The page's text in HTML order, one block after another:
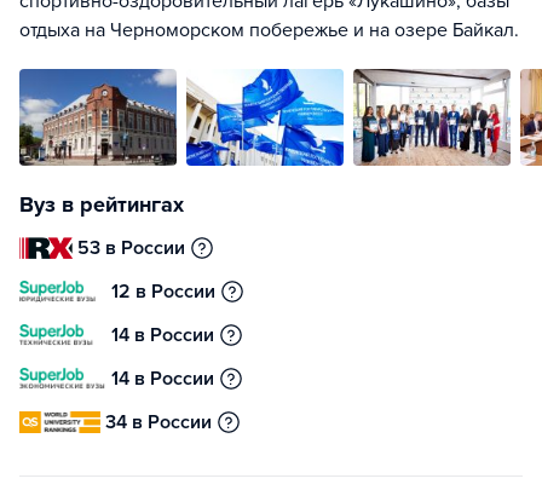
отдыха на Черноморском побережье и на озере Байкал.
Вуз в рейтингах
53 в России
12 в России
14 в России
14 в России
34 в России